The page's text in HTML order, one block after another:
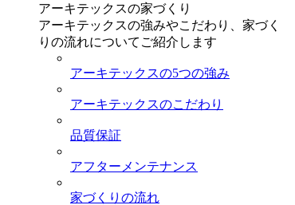
アーキテックスの家づくり
アーキテックスの強みやこだわり、家づく
りの流れについてご紹介します
アーキテックスの5つの強み
アーキテックスのこだわり
品質保証
アフターメンテナンス
家づくりの流れ